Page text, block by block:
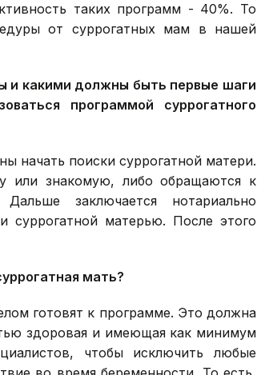
таких программ - 40%. То
от суррогатных мам в нашей
и какими должны быть первые шаги
программой суррогатного
начать поиски суррогатной матери.
или знакомую, либо обращаются к
Дальше заключается нотариально
суррогатной матерью. После этого
мать?
готовят к программе. Это должна
здоровая и имеющая как минимум
чтобы исключить любые